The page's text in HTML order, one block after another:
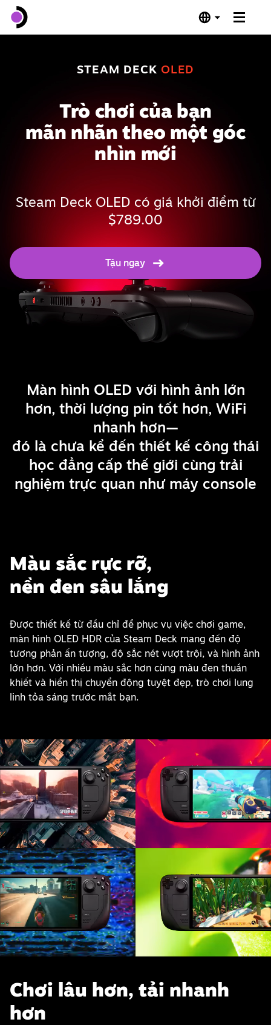
Đế cắm
Mua ngay
STEAM DECK OLED
Trò chơi của bạn
mãn nhãn theo một góc
nhìn mới
Steam Deck OLED có giá khởi điểm từ
$789.00
Tậu ngay
Màn hình OLED với hình ảnh lớn
hơn, thời lượng pin tốt hơn, WiFi
nhanh hơn—
đó là chưa kể đến thiết kế công thái
học đẳng cấp thế giới cùng trải
nghiệm trực quan như máy console
Màu sắc rực rỡ,
nền đen sâu lắng
Được thiết kế từ đầu chỉ để phục vụ việc chơi game,
màn hình OLED HDR của Steam Deck mang đến độ
tương phản ấn tượng, độ sắc nét vượt trội, và hình ảnh
lớn hơn. Với nhiều màu sắc hơn cùng màu đen thuần
khiết và hiển thị chuyển động tuyệt đẹp, trò chơi lung
linh tỏa sáng trước mắt bạn.
Chơi lâu hơn, tải nhanh
hơn